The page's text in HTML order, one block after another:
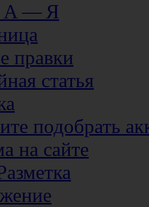
А — Я
правки
статья
подобрать
на сайте